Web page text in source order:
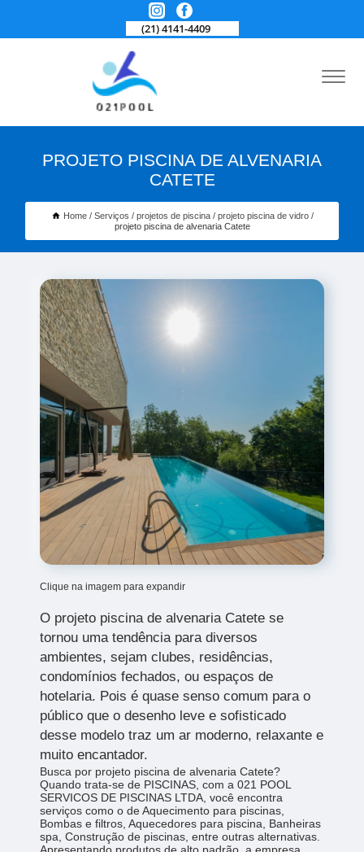
(21) 4141-4409
PROJETO PISCINA DE ALVENARIA
CATETE
Home Serviços projetos de piscina
projeto piscina de vidro
projeto piscina de alvenaria Catete
Clique na imagem para expandir
O projeto piscina de alvenaria Catete se
tornou uma tendência para diversos
ambientes, sejam clubes, residências,
condomínios fechados, ou espaços de
hotelaria. Pois é quase senso comum para o
público que o desenho leve e sofisticado
desse modelo traz um ar moderno, relaxante e
muito encantador.
Busca por projeto piscina de alvenaria Catete?
Quando trata-se de PISCINAS, com a 021 POOL
SERVICOS DE PISCINAS LTDA, você encontra
serviços como o de Aquecimento para piscinas,
Bombas e filtros, Aquecedores para piscina, Banheiras
spa, Construção de piscinas, entre outras alternativas.